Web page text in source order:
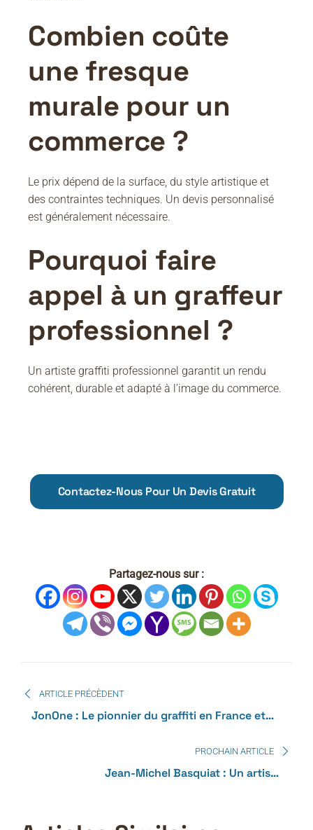
Combien coûte
une fresque
murale pour un
commerce ?
Le prix dépend de la surface, du style artistique et
des contraintes techniques. Un devis personnalisé
est généralement nécessaire.
Pourquoi faire
appel à un graffeur
professionnel ?
Un artiste graffiti professionnel garantit un rendu
cohérent, durable et adapté à l’image du commerce.
Contactez-Nous Pour Un Devis Gratuit
Partagez-nous sur :
ARTICLE PRÉCÈDENT
JonOne : Le pionnier du graffiti en France et
PROCHAIN ARTICLE
Jean-Michel Basquiat : Un artiste